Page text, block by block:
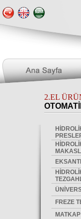
2.EL
FREZE